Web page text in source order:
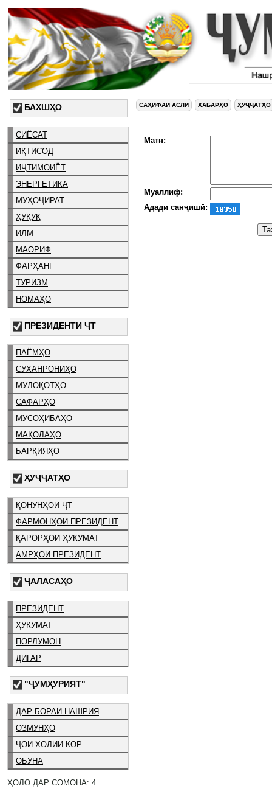
БАХШҲО
СИЁСАТ
ИҚТИСОД
ИҶТИМОИЁТ
ЭНЕРГЕТИКА
МУҲОҶИРАТ
ҲУҚУҚ
ИЛМ
МАОРИФ
ФАРҲАНГ
ТУРИЗМ
НОМАҲО
ПРЕЗИДЕНТИ ҶТ
ПАЁМҲО
СУХАНРОНИҲО
МУЛОҚОТҲО
САФАРҲО
МУСОҲИБАҲО
МАҚОЛАҲО
БАРҚИЯҲО
ҲУҶҶАТҲО
ҚОНУНҲОИ ҶТ
ФАРМОНҲОИ ПРЕЗИДЕНТ
ҚАРОРҲОИ ҲУКУМАТ
АМРҲОИ ПРЕЗИДЕНТ
ҶАЛАСАҲО
ПРЕЗИДЕНТ
ҲУКУМАТ
ПОРЛУМОН
ДИГАР
"ҶУМҲУРИЯТ"
ДАР БОРАИ НАШРИЯ
ОЗМУНҲО
ҶОИ ХОЛИИ КОР
ОБУНА
ҲОЛО ДАР СОМОНА: 4
САҲИФАИ АСЛӢ ХАБАРҲО ҲУҶҶАТҲО
Матн:
Муаллиф:
Адади санҷишӣ: